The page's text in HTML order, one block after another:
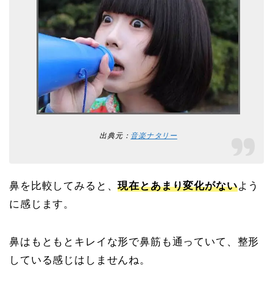
出典元： 音楽ナタリー
鼻を比較してみると、現在とあまり変化がないよう
に感じます。
鼻はもともとキレイな形で鼻筋も通っていて、整形
している感じはしませんね。